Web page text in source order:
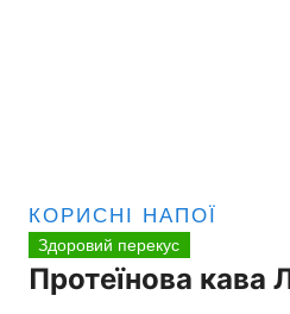
КОРИСНІ НАПОЇ
Здоровий перекус
Протеїнова кава